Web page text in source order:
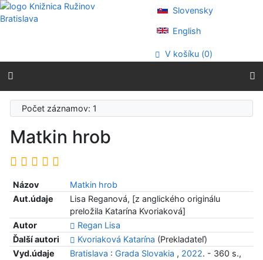
Prejsť na obsah
Prejsť na menu
Prehlásenie o webovej prístupnosti
Slovensky
English
V košíku (0)
Počet záznamov: 1
Matkin hrob
Názov
Matkin hrob
Aut.údaje
Lisa Reganová, [z anglického originálu
preložila Katarína Kvoriaková]
Autor
Regan Lisa
Ďalší autori
Kvoriaková Katarína (Prekladateľ)
Vyd.údaje
Bratislava : Grada Slovakia , 2022. - 360 s.,